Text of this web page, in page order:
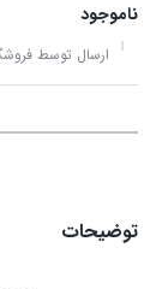
ناموجود
ارسال توسط
توضیحات